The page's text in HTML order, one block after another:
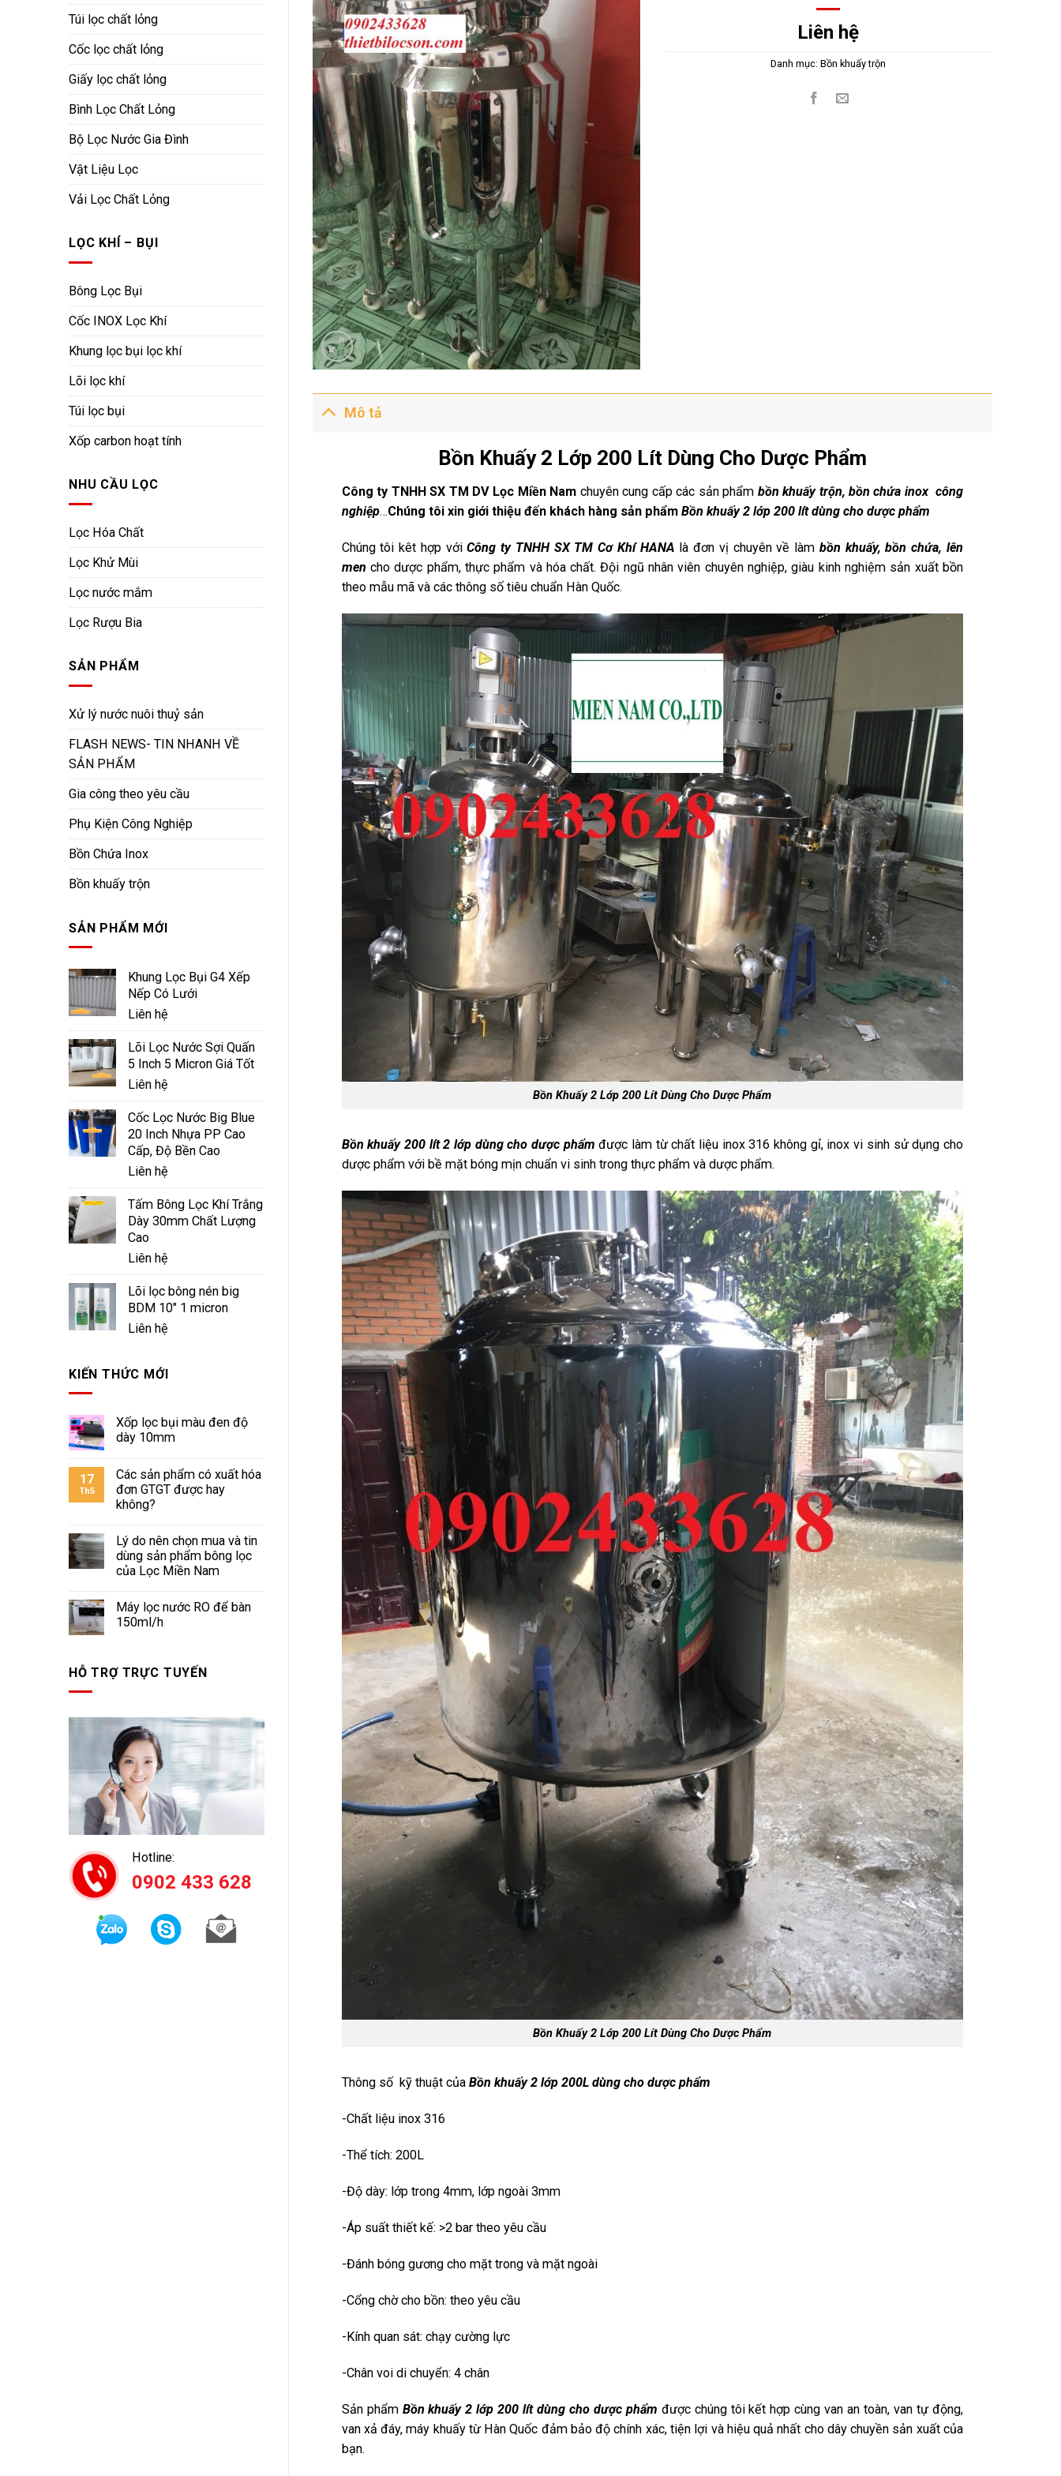
Túi lọc chất lỏng
Cốc lọc chất lỏng
Giấy lọc chất lỏng
Bình Lọc Chất Lỏng
Bộ Lọc Nước Gia Đình
Vật Liệu Lọc
Vải Lọc Chất Lỏng
LỌC KHÍ – BỤI
Bông Lọc Bụi
Cốc INOX Lọc Khí
Khung lọc bụi lọc khí
Lõi lọc khí
Túi lọc bụi
Xốp carbon hoạt tính
NHU CẦU LỌC
Lọc Hóa Chất
Lọc Khử Mùi
Lọc nước mắm
Lọc Rượu Bia
SẢN PHẨM
Xử lý nước nuôi thuỷ sản
FLASH NEWS- TIN NHANH VỀ
SẢN PHẨM
Gia công theo yêu cầu
Phụ Kiện Công Nghiệp
Bồn Chứa Inox
Bồn khuấy trộn
SẢN PHẨM MỚI
Khung Lọc Bụi G4 Xếp
Nếp Có Lưới
Liên hệ
Lõi Lọc Nước Sợi Quấn
5 Inch 5 Micron Giá Tốt
Liên hệ
Cốc Lọc Nước Big Blue
20 Inch Nhựa PP Cao
Cấp, Độ Bền Cao
Liên hệ
Tấm Bông Lọc Khí Trắng
Dày 30mm Chất Lượng
Cao
Liên hệ
Lõi lọc bông nén big
BDM 10" 1 micron
Liên hệ
KIẾN THỨC MỚI
Xốp lọc bụi màu đen độ
dày 10mm
17
Th5
Các sản phẩm có xuất hóa
đơn GTGT được hay
không?
Lý do nên chọn mua và tin
dùng sản phẩm bông lọc
của Lọc Miền Nam
Máy lọc nước RO để bàn
150ml/h
HỖ TRỢ TRỰC TUYẾN
Hotline:
0902 433 628
Liên hệ
Danh mục:Bồn khuấy trộn
Mô tả
Bồn Khuấy 2 Lớp 200 Lít Dùng Cho Dược Phẩm
Công ty TNHH SX TM DV Lọc Miền Nam chuyên cung cấp các sản phẩm bồn khuấy trộn, bồn chứa inox công
nghiệp…Chúng tôi xin giới thiệu đến khách hàng sản phẩm Bồn khuấy 2 lớp 200 lít dùng cho dược phẩm
Chúng tôi kêt hợp vớiCông ty TNHH SX TM Cơ Khí HANA là đơn vị chuyên về làm bồn khuấy, bồn chứa, lên
men cho dược phẩm, thực phẩm và hóa chất. Đội ngũ nhân viên chuyên nghiệp, giàu kinh nghiệm sản xuất bồn
theo mẫu mã và các thông số tiêu chuẩn Hàn Quốc.
Bồn Khuấy 2 Lớp 200 Lít Dùng Cho Dược Phẩm
Bồn khuấy 200 lít 2 lớp dùng cho dược phẩm được làm từ chất liệu inox 316 không gỉ, inox vi sinh sử dụng cho
dược phẩm với bề mặt bóng mịn chuẩn vi sinh trong thực phẩm và dược phẩm.
Bồn Khuấy 2 Lớp 200 Lít Dùng Cho Dược Phẩm
Thông số kỹ thuật của Bồn khuấy 2 lớp 200L dùng cho dược phẩm
-Chất liệu inox 316
-Thể tích: 200L
-Độ dày: lớp trong 4mm, lớp ngoài 3mm
-Áp suất thiết kế: >2 bar theo yêu cầu
-Đánh bóng gương cho mặt trong và mặt ngoài
-Cổng chờ cho bồn: theo yêu cầu
-Kính quan sát: chạy cường lực
-Chân voi di chuyển: 4 chân
Sản phẩm Bồn khuấy 2 lớp 200 lít dùng cho dược phẩm được chúng tôi kết hợp cùng van an toàn, van tự động,
van xả đáy, máy khuấy từ Hàn Quốc đảm bảo độ chính xác, tiện lợi và hiệu quả nhất cho dây chuyền sản xuất của
bạn.